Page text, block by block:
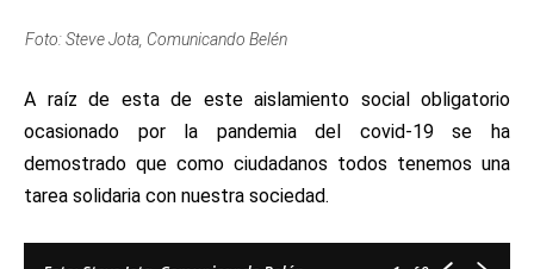
Foto: Steve Jota, Comunicando Belén
A raíz de esta de este aislamiento social obligatorio
ocasionado por la pandemia del covid-19 se ha
demostrado que como ciudadanos todos tenemos una
tarea solidaria con nuestra sociedad.